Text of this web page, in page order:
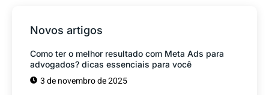
Novos artigos
Como ter o melhor resultado com Meta Ads para
advogados? dicas essenciais para você
3 de novembro de 2025